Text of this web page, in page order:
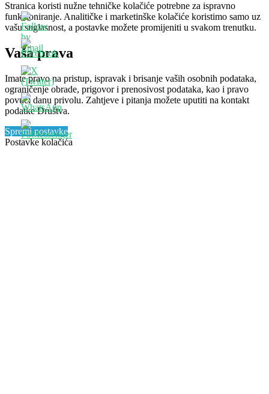
Stranica koristi nužne tehničke kolačiće potrebne za ispravno
funkcioniranje. Analitičke i marketinške kolačiće koristimo samo uz
vašu suglasnost, a postavke možete promijeniti u svakom trenutku.
Vaša prava
Imate pravo na pristup, ispravak i brisanje vaših osobnih podataka,
ograničenje obrade, prigovor i prenosivost podataka, kao i pravo
povući danu privolu. Zahtjeve i pitanja možete uputiti na kontakt
podatke Društva.
Spremi postavke
Postavke kolačića